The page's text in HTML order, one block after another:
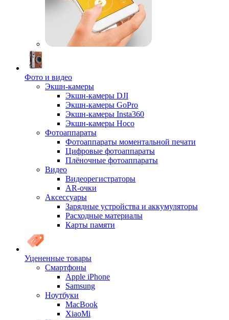
Фото и видео
Экшн-камеры
Экшн-камеры DJI
Экшн-камеры GoPro
Экшн-камеры Insta360
Экшн-камеры Hoco
Фотоаппараты
Фотоаппараты моментальной печати
Цифровые фотоаппараты
Плёночные фотоаппараты
Видео
Видеорегистраторы
AR-очки
Аксессуары
Зарядные устройства и аккумуляторы
Расходные материалы
Карты памяти
Уцененные товары
Cмартфоны
Apple iPhone
Samsung
Ноутбуки
MacBook
XiaoMi